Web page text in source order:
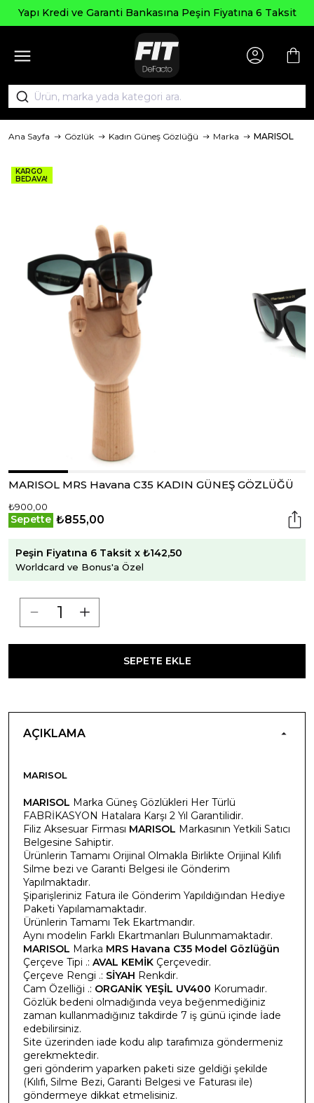
Peşin Fiyatına 6 Taksit
Ana Sayfa Gözlük Kadın Güneş Gözlüğü Marka MARISOL
KARGO
BEDAVA!
MARISOL MRS Havana C35 KADIN GÜNEŞ GÖZLÜĞÜ
₺900,00
Sepette ₺855,00
Peşin Fiyatına 6 Taksit x ₺142,50
Worldcard ve Bonus'a Özel
SEPETE EKLE
AÇIKLAMA
MARISOL
MARISOL Marka Güneş Gözlükleri Her Türlü
FABRİKASYON Hatalara Karşı 2 Yıl Garantilidir.
Filiz Aksesuar Firması MARISOL Markasının Yetkili Satıcı
Belgesine Sahiptir.
Ürünlerin Tamamı Orijinal Olmakla Birlikte Orijinal Kılıfı
Silme bezi ve Garanti Belgesi ile Gönderim
Yapılmaktadır.
Şiparişleriniz Fatura ile Gönderim Yapıldığından Hediye
Paketi Yapılamamaktadır.
Ürünlerin Tamamı Tek Ekartmandır.
Aynı modelin Farklı Ekartmanları Bulunmamaktadır.
MARISOL Marka MRS Havana C35 Model Gözlüğün
Çerçeve Tipi .: AVAL KEMİK Çerçevedir.
Çerçeve Rengi .: SİYAH Renkdir.
Cam Özelliği .: ORGANİK YEŞİL UV400 Korumadır.
Gözlük bedeni olmadığında veya beğenmediğiniz
zaman kullanmadığınız takdirde 7 iş günü içinde İade
edebilirsiniz.
Site üzerinden iade kodu alıp tarafımıza göndermeniz
gerekmektedir.
geri gönderim yaparken paketi size geldiği şekilde
(Kılıfı, Silme Bezi, Garanti Belgesi ve Faturası ile)
göndermeye dikkat etmelisiniz.